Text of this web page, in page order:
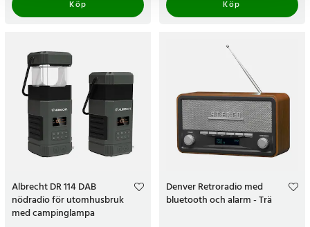
Köp
Köp
Albrecht DR 114 DAB
nödradio för utomhusbruk
med campinglampa
Denver Retroradio med
bluetooth och alarm - Trä